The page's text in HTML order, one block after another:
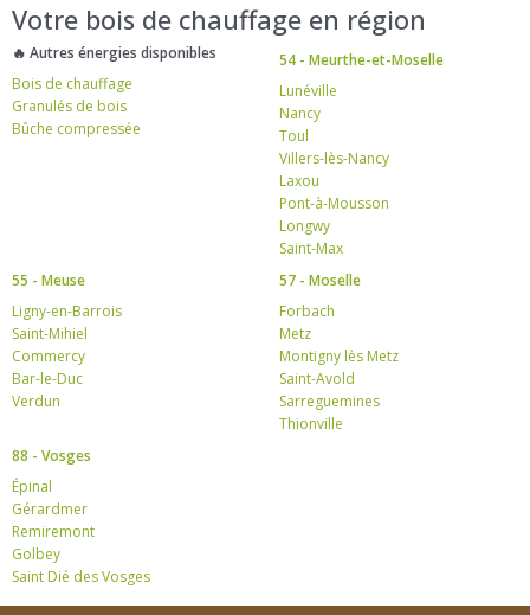
Votre bois de chauffage en région
🔥 Autres énergies disponibles
Bois de chauffage
Granulés de bois
Bûche compressée
54 - Meurthe-et-Moselle
Lunéville
Nancy
Toul
Villers-lès-Nancy
Laxou
Pont-à-Mousson
Longwy
Saint-Max
55 - Meuse
Ligny-en-Barrois
Saint-Mihiel
Commercy
Bar-le-Duc
Verdun
57 - Moselle
Forbach
Metz
Montigny lès Metz
Saint-Avold
Sarreguemines
Thionville
88 - Vosges
Épinal
Gérardmer
Remiremont
Golbey
Saint Dié des Vosges